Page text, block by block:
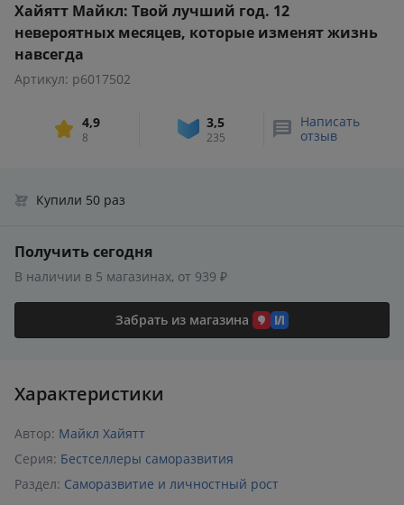
Хайятт Майкл: Твой лучший год. 12
невероятных месяцев, которые изменят жизнь
навсегда
Артикул: p6017502
4,9
8
3,5
235
Написать
отзыв
Купили 50 раз
Получить сегодня
В наличии в 5 магазинах, от 939 ₽
Забрать из магазина
Характеристики
Автор: Майкл Хайятт
Серия: Бестселлеры саморазвития
Раздел: Саморазвитие и личностный рост